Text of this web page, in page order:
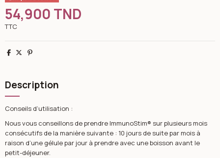
54,900 TND
TTC
Partager
TweetPinterest
Description
Conseils d’utilisation :
Nous vous conseillons de prendre ImmunoStim® sur plusieurs mois
consécutifs de la manière suivante : 10 jours de suite par mois à
raison d’une gélule par jour à prendre avec une boisson avant le
petit-déjeuner.